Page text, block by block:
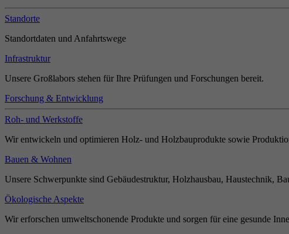
Standorte
Standortdaten und Anfahrtswege
Infrastruktur
Unsere Großlabors stehen für Ihre Prüfungen und Forschungen bereit.
Forschung & Entwicklung
Roh- und Werkstoffe
Wir entwickeln und optimieren Holz- und Holzbauprodukte sowie
Bauen & Wohnen
Unsere Schwerpunkte sind Gebäudestruktur, Holzhausbau, Haustechnik,
Ökologische Aspekte
Wir erforschen umweltschonende Produkte und sorgen für eine gesunde